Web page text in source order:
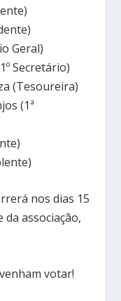
Geral)
Secretário)
(Tesoureira)
(1ª
nos dias 15
da associação,
votar!